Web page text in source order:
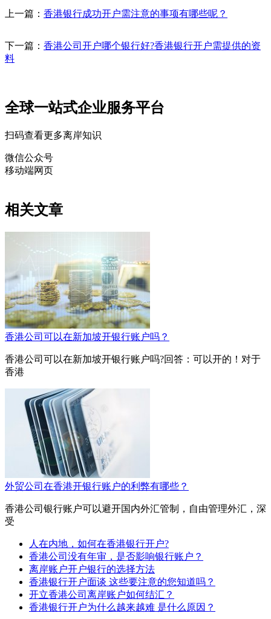
上一篇： 香港银行成功开户需注意的事项有哪些呢？
下一篇： 香港公司开户哪个银行好?香港银行开户需提供的资
料
全球一站式企业服务平台
扫码查看更多离岸知识
微信公众号
移动端网页
相关文章
香港公司可以在新加坡开银行账户吗？
香港公司可以在新加坡开银行账户吗?回答：可以开的！对于
香港
外贸公司在香港开银行账户的利弊有哪些？
香港公司银行账户可以避开国内外汇管制，自由管理外汇，深
受
人在内地，如何在香港银行开户?
香港公司没有年审，是否影响银行账户？
离岸账户开户银行的选择方法
香港银行开户面谈 这些要注意的您知道吗？
开立香港公司离岸账户如何结汇？
香港银行开户为什么越来越难 是什么原因？